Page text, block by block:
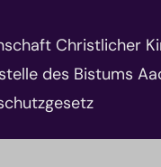
Christlicher
des Bistums